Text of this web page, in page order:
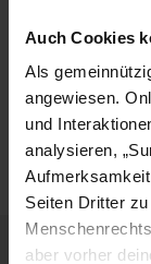
Auch Cookies
Als
angewiesen.
und
analysieren,
Seiten Dritter
aber vorher
Ich habe